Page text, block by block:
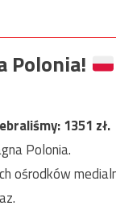
Polonia!
1351 zł.
Polonia.
ośrodków